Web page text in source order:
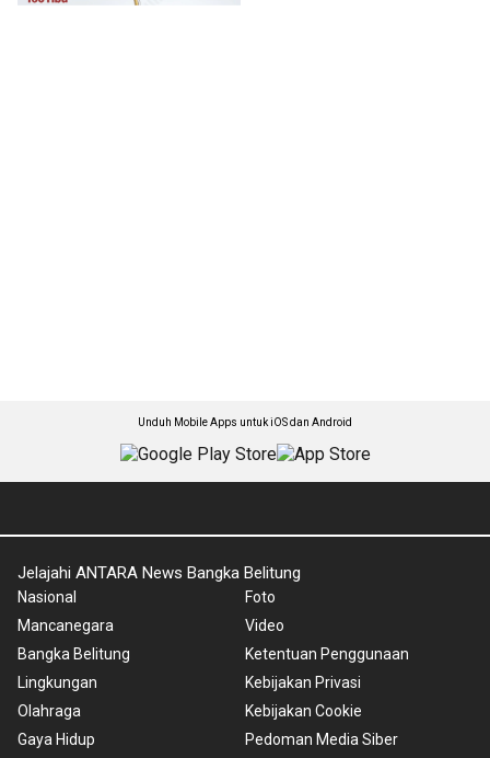
Unduh Mobile Apps untuk iOS dan Android
Jelajahi ANTARA News Bangka Belitung
Nasional
Mancanegara
Bangka Belitung
Lingkungan
Olahraga
Gaya Hidup
Foto
Video
Ketentuan Penggunaan
Kebijakan Privasi
Kebijakan Cookie
Pedoman Media Siber